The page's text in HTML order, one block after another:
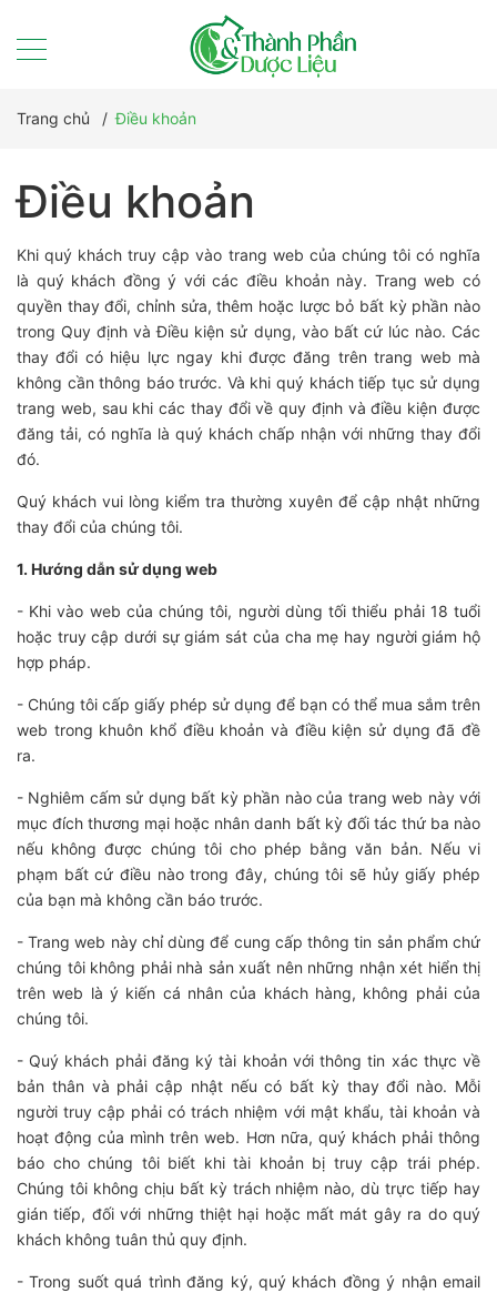
Trang chủ / Điều khoản
Điều khoản
Khi quý khách truy cập vào trang web của chúng tôi có nghĩa
là quý khách đồng ý với các điều khoản này. Trang web có
quyền thay đổi, chỉnh sửa, thêm hoặc lược bỏ bất kỳ phần nào
trong Quy định và Điều kiện sử dụng, vào bất cứ lúc nào. Các
thay đổi có hiệu lực ngay khi được đăng trên trang web mà
không cần thông báo trước. Và khi quý khách tiếp tục sử dụng
trang web, sau khi các thay đổi về quy định và điều kiện được
đăng tải, có nghĩa là quý khách chấp nhận với những thay đổi
đó.
Quý khách vui lòng kiểm tra thường xuyên để cập nhật những
thay đổi của chúng tôi.
1. Hướng dẫn sử dụng web
- Khi vào web của chúng tôi, người dùng tối thiểu phải 18 tuổi
hoặc truy cập dưới sự giám sát của cha mẹ hay người giám hộ
hợp pháp.
- Chúng tôi cấp giấy phép sử dụng để bạn có thể mua sắm trên
web trong khuôn khổ điều khoản và điều kiện sử dụng đã đề
ra.
- Nghiêm cấm sử dụng bất kỳ phần nào của trang web này với
mục đích thương mại hoặc nhân danh bất kỳ đối tác thứ ba nào
nếu không được chúng tôi cho phép bằng văn bản. Nếu vi
phạm bất cứ điều nào trong đây, chúng tôi sẽ hủy giấy phép
của bạn mà không cần báo trước.
- Trang web này chỉ dùng để cung cấp thông tin sản phẩm chứ
chúng tôi không phải nhà sản xuất nên những nhận xét hiển thị
trên web là ý kiến cá nhân của khách hàng, không phải của
chúng tôi.
- Quý khách phải đăng ký tài khoản với thông tin xác thực về
bản thân và phải cập nhật nếu có bất kỳ thay đổi nào. Mỗi
người truy cập phải có trách nhiệm với mật khẩu, tài khoản và
hoạt động của mình trên web. Hơn nữa, quý khách phải thông
báo cho chúng tôi biết khi tài khoản bị truy cập trái phép.
Chúng tôi không chịu bất kỳ trách nhiệm nào, dù trực tiếp hay
gián tiếp, đối với những thiệt hại hoặc mất mát gây ra do quý
khách không tuân thủ quy định.
- Trong suốt quá trình đăng ký, quý khách đồng ý nhận email